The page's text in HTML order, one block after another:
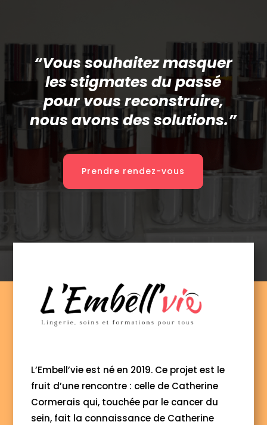
“Vous souhaitez masquer
les stigmates du passé
pour vous reconstruire,
nous avons des solutions.”
Prendre rendez-vous
L’Embell’vie est né en 2019. Ce projet est le
fruit d’une rencontre : celle de Catherine
Cormerais qui, touchée par le cancer du
sein, fait la connaissance de Catherine